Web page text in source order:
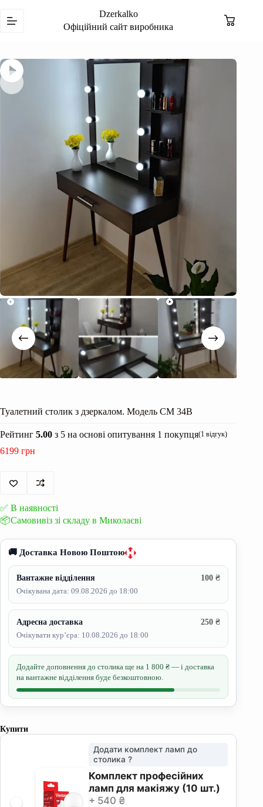
до
вмісту
Dzerkalko
Офіційний сайт виробника
Кошик
Туалетний столик з дзеркалом. Модель СМ 34В
Рейтинг 5.00 з 5 на основі опитування 1 покупця(1 відгук)
6199 грн
✅ В наявності
📦Самовивіз зі складу в Миколаєві
🚚 Доставка Новою Поштою
Вантажне відділення
100 ₴
Очікувана дата: 09.08.2026 до 18:00
Адресна доставка
250 ₴
Очікувати кур’єра: 10.08.2026 до 18:00
Додайте доповнення до столика ще на 1 800 ₴ — і доставка
на вантажне відділення буде безкоштовною.
Купити
Додати комплект ламп до
столика ?
Комплект професійних
ламп для макіяжу (10 шт.)
+ 540 ₴